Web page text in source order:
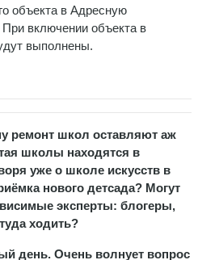
объекта в Адресную
включении объекта в
выполнены.
ремонт школ оставляют аж
школы находятся в
уже о школе искусств в
нового детсада? Могут
эксперты: блогеры,
ходить?
день. Очень волнует вопрос